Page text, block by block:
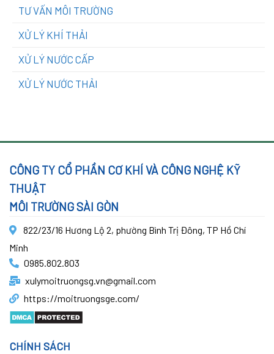
TƯ VẤN MÔI TRƯỜNG
XỬ LÝ KHÍ THẢI
XỬ LÝ NƯỚC CẤP
XỬ LÝ NƯỚC THẢI
CÔNG TY CỔ PHẦN CƠ KHÍ VÀ CÔNG NGHỆ KỸ
THUẬT
MÔI TRƯỜNG SÀI GÒN
822/23/16 Hương Lộ 2, phường Bình Trị Đông, TP Hồ Chí
Minh
0985.802.803
xulymoitruongsg.vn@gmail.com
https://moitruongsge.com/
CHÍNH SÁCH